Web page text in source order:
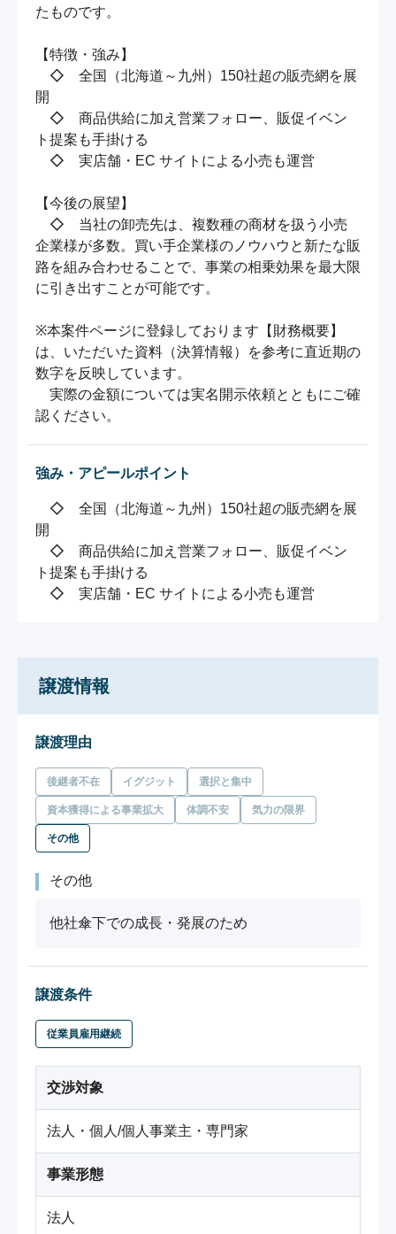
たものです。
【特徴・強み】
◇　全国（北海道～九州）150社超の販売網を展
開
◇　商品供給に加え営業フォロー、販促イベン
ト提案も手掛ける
◇　実店舗・EC サイトによる小売も運営
【今後の展望】
◇　当社の卸売先は、複数種の商材を扱う小売
企業様が多数。買い手企業様のノウハウと新たな販
路を組み合わせることで、事業の相乗効果を最大限
に引き出すことが可能です。
※本案件ページに登録しております【財務概要】
は、いただいた資料（決算情報）を参考に直近期の
数字を反映しています。
実際の金額については実名開示依頼とともにご確
認ください。
強み・アピールポイント
◇　全国（北海道～九州）150社超の販売網を展
開
◇　商品供給に加え営業フォロー、販促イベン
ト提案も手掛ける
◇　実店舗・EC サイトによる小売も運営
譲渡情報
譲渡理由
後継者不在 イグジット 選択と集中
資本獲得による事業拡大 体調不安 気力の限界
その他
その他
他社傘下での成長・発展のため
譲渡条件
従業員雇用継続
交渉対象
法人・個人/個人事業主・専門家
事業形態
法人